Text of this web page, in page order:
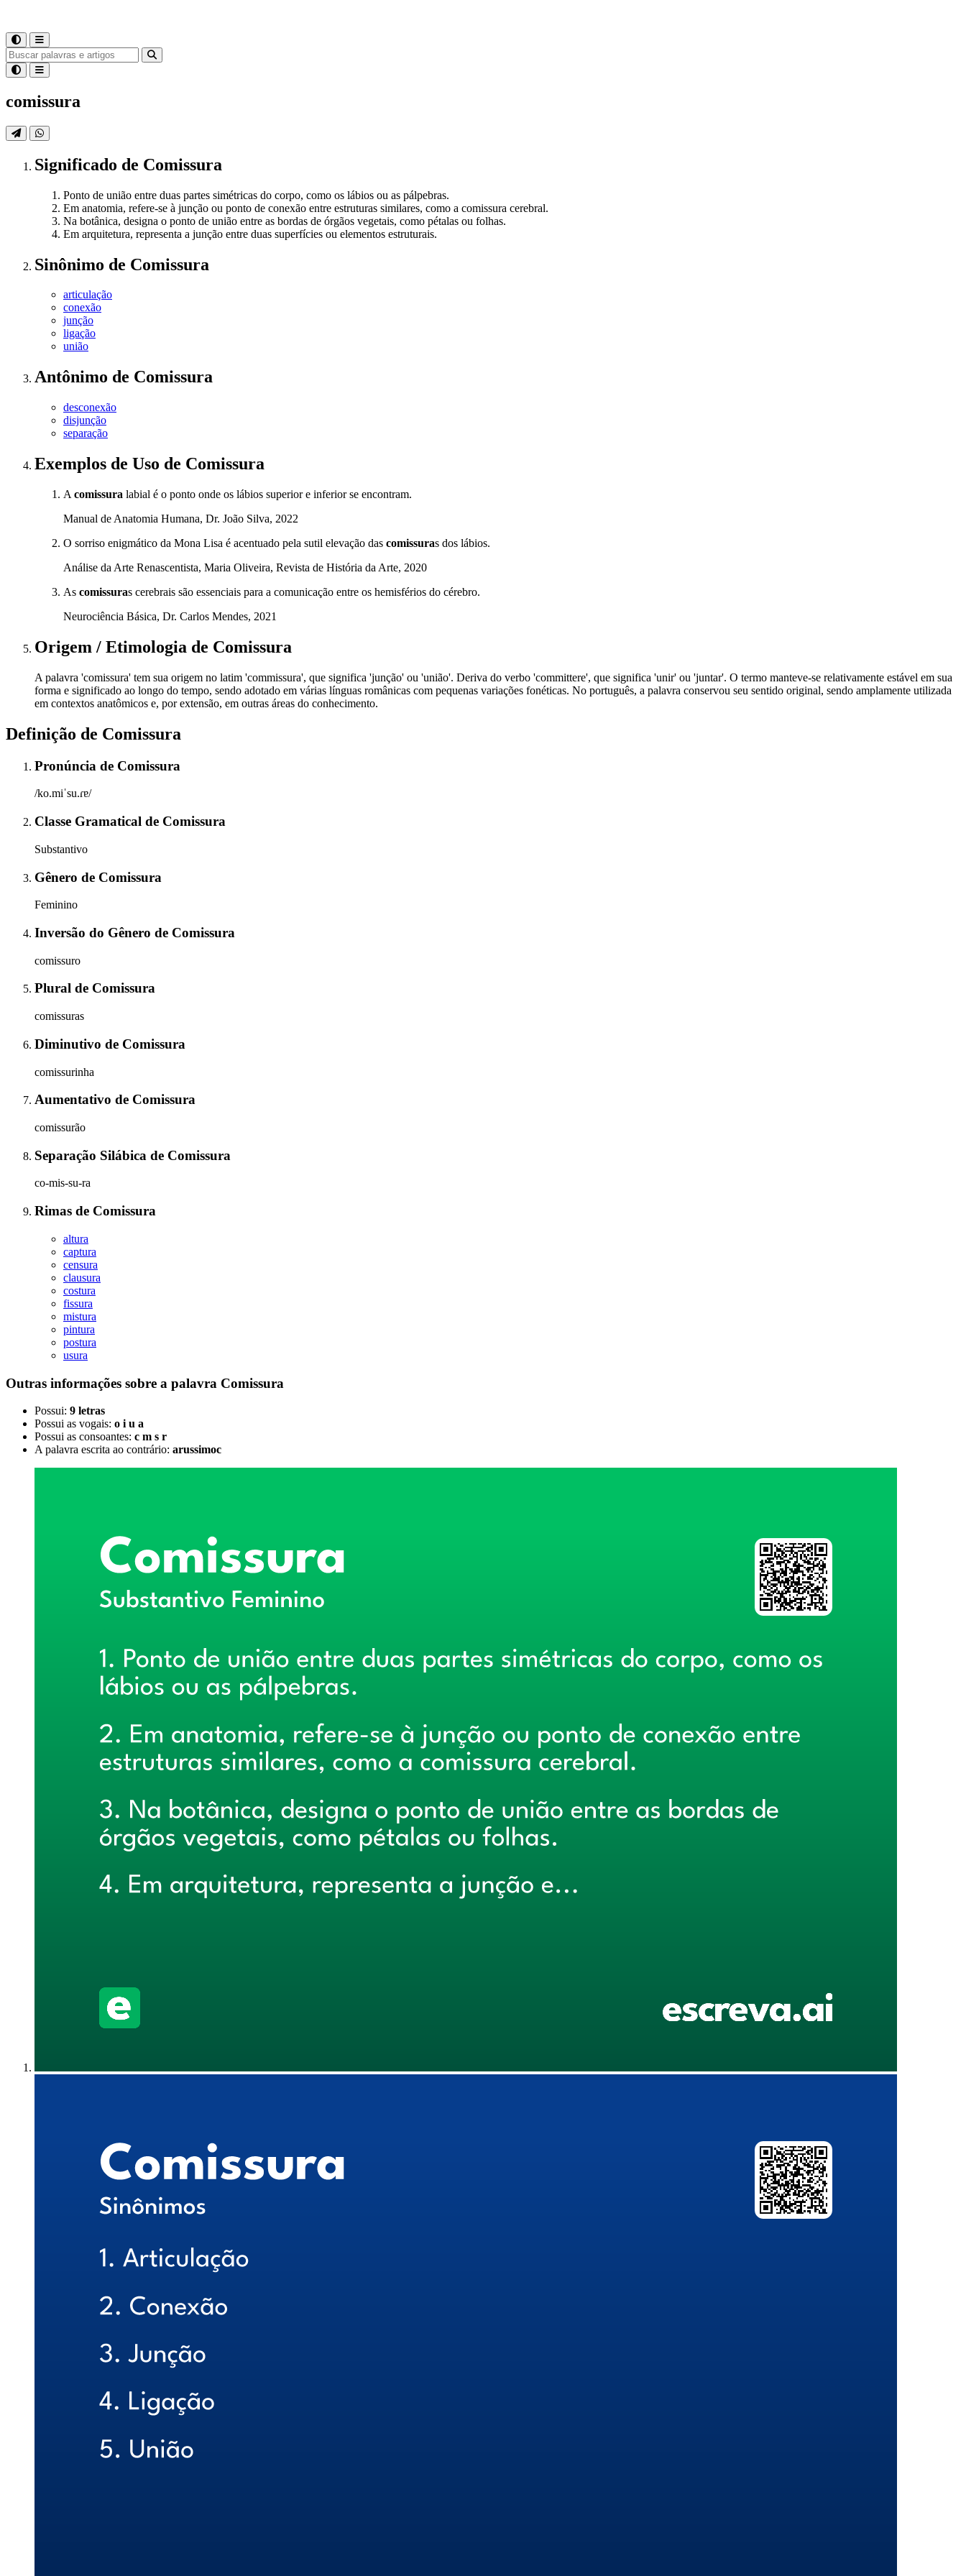
comissura
Significado de Comissura
Ponto de união entre duas partes simétricas do corpo, como os lábios ou as pálpebras.
Em anatomia, refere-se à junção ou ponto de conexão entre estruturas similares, como a comissura cerebral.
Na botânica, designa o ponto de união entre as bordas de órgãos vegetais, como pétalas ou folhas.
Em arquitetura, representa a junção entre duas superfícies ou elementos estruturais.
Sinônimo de Comissura
articulação
conexão
junção
ligação
união
Antônimo de Comissura
desconexão
disjunção
separação
Exemplos de Uso de Comissura
A comissura labial é o ponto onde os lábios superior e inferior se encontram.
Manual de Anatomia Humana, Dr. João Silva, 2022
O sorriso enigmático da Mona Lisa é acentuado pela sutil elevação das comissuras dos lábios.
Análise da Arte Renascentista, Maria Oliveira, Revista de História da Arte, 2020
As comissuras cerebrais são essenciais para a comunicação entre os hemisférios do cérebro.
Neurociência Básica, Dr. Carlos Mendes, 2021
Origem / Etimologia de Comissura
A palavra 'comissura' tem sua origem no latim 'commissura', que significa 'junção' ou 'união'. Deriva do verbo 'committere', que significa 'unir' ou 'juntar'. O termo manteve-se relativamente estável em sua
forma e significado ao longo do tempo, sendo adotado em várias línguas românicas com pequenas variações fonéticas. No português, a palavra conservou seu sentido original, sendo amplamente utilizada
em contextos anatômicos e, por extensão, em outras áreas do conhecimento.
Definição de Comissura
Pronúncia de Comissura
/ko.miˈsu.ɾɐ/
Classe Gramatical de Comissura
Substantivo
Gênero de Comissura
Feminino
Inversão do Gênero de Comissura
comissuro
Plural de Comissura
comissuras
Diminutivo de Comissura
comissurinha
Aumentativo de Comissura
comissurão
Separação Silábica de Comissura
co-mis-su-ra
Rimas de Comissura
altura
captura
censura
clausura
costura
fissura
mistura
pintura
postura
usura
Outras informações sobre a palavra Comissura
Possui: 9 letras
Possui as vogais: o i u a
Possui as consoantes: c m s r
A palavra escrita ao contrário: arussimoc